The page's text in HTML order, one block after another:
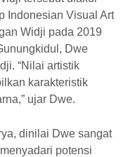
Indonesian Visual Art
Widji pada 2019
Dwe
“Nilai artistik
karakteristik
ujar Dwe.
dinilai Dwe sangat
potensi